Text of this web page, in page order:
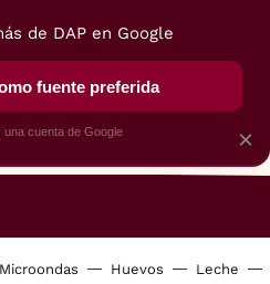
Microondas Huevos Leche
×
de DAP en Google
fuente preferida
una cuenta de Google